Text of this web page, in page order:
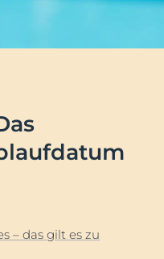
– das gilt es zu